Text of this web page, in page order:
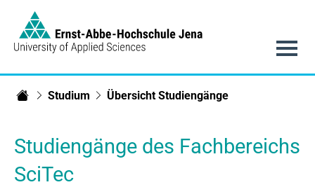
Studium Übersicht Studiengänge
Studiengänge des Fachbereichs
SciTec